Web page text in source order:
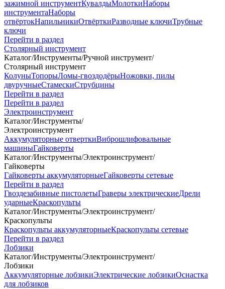
зажимной инструментКувалдыМолоткиНаборы
инструментаНаборы
отвёртокНапильникиОтвёрткиРазводные ключиТрубные
ключи
Перейти в раздел
Столярный инструмент
Каталог/Инструменты/Ручной инструмент/
Столярный инструмент
КолуныТопорыЛомы-гвоздодёрыНожовки, пилы
двуручныеСтамескиСтрубцины
Перейти в раздел
Перейти в раздел
Электроинструмент
Каталог/Инструменты/
Электроинструмент
Аккумуляторные отверткиВиброшлифовальные
машиныГайковерты
Каталог/Инструменты/Электроинструмент/
Гайковерты
Гайковерты аккумуляторныеГайковерты сетевые
Перейти в раздел
Гвоздезабивные пистолетыГраверы электрическиеДрели
ударныеКраскопульты
Каталог/Инструменты/Электроинструмент/
Краскопульты
Краскопульты аккумуляторныеКраскопульты сетевые
Перейти в раздел
Лобзики
Каталог/Инструменты/Электроинструмент/
Лобзики
Аккумуляторные лобзикиЭлектрические лобзикиОснастка
для лобзиков